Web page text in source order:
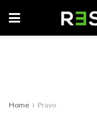
Home Pravo